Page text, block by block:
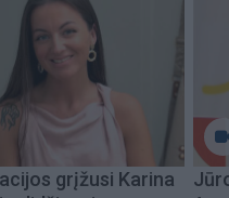
grįžusi Karina